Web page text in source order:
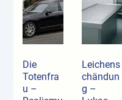
Die
Totenfra
u –
Leichens
chändun
g –